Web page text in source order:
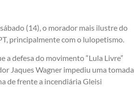
sábado (14), o morador mais ilustre do
principalmente com o lulopetismo.
defesa do movimento “Lula Livre”
Jaques Wagner impediu uma tomada
de frente a incendiária Gleisi